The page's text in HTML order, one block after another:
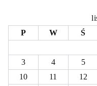
P
W Ś
3
4 5
10
11 12